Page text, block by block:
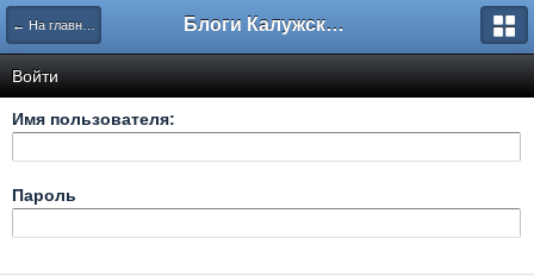
← На главную Блоги Калужского перекрестка
Войти
Имя пользователя:
Пароль